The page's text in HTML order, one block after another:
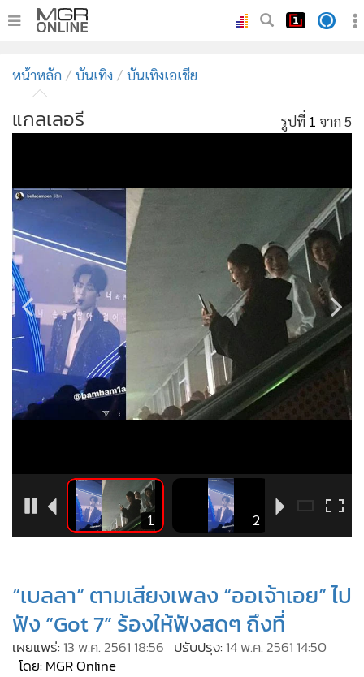
ทันเหตุการณ์
• ภาคใต้
• ภูมิภาค
• บันเทิง
•
ผู้จัดการรายวัน
• คอลัมนิสต์
• ละคร
• CbizReview
• Cyber BIZ
• ผู้จัดกวน
Good health & Well-being
Green Innovation & SD
• Management & HR
การเมือง
ท่องเที่ยว
• กีฬา
• Special Scoop
• เศรษฐกิจ-ธุรกิจ
• จีน
ชุมชน-คุณภาพชีวิต
“เบลลา” ตามเสียงเพลง “ออเจ้าเอย” ไป
ฟัง “Got 7” ร้องให้ฟังสดๆ ถึงที่
เผยแพร่: 13 พ.ค. 2561 18:56 ปรับปรุง: 14 พ.ค. 2561 14:50
โดย: MGR Online
หน้าหลัก บันเทิง บันเทิงเอเชีย
แกลเลอรี รูปที่ 1 จาก 5
1 2